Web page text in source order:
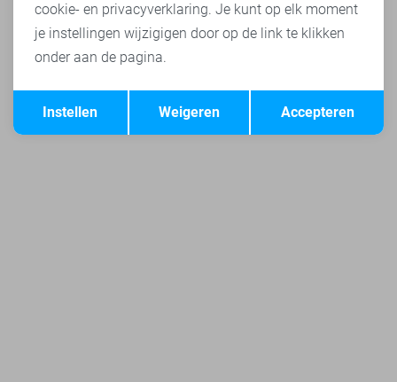
Terug Opslaan
cookie- en privacyverklaring. Je kunt op elk moment
je instellingen wijzigigen door op de link te klikken
onder aan de pagina.
Accepteren
Weigeren
Instellen